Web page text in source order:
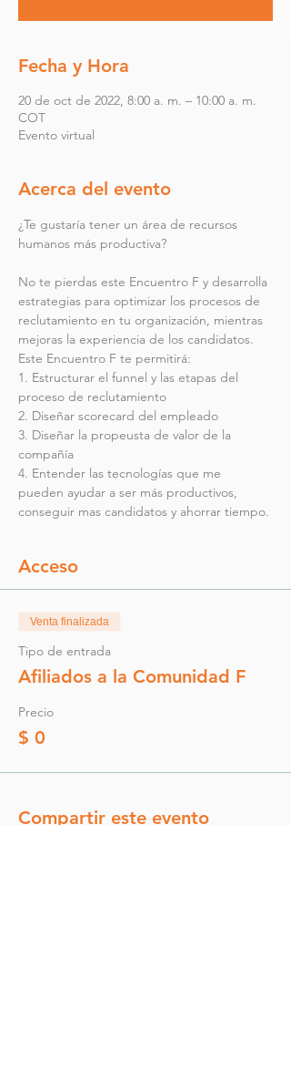
Fecha y Hora
20 de oct de 2022, 8:00 a. m. – 10:00 a. m.
COT
Evento virtual
Acerca del evento
¿Te gustaría tener un área de recursos
humanos más productiva?
No te pierdas este Encuentro F y desarrolla
estrategias para optimizar los procesos de
reclutamiento en tu organización, mientras
mejoras la experiencia de los candidatos.
Este Encuentro F te permitirá:
1. Estructurar el funnel y las etapas del
proceso de reclutamiento
2. Diseñar scorecard del empleado
3. Diseñar la propeusta de valor de la
compañía
4. Entender las tecnologías que me
pueden ayudar a ser más productivos,
conseguir mas candidatos y ahorrar tiempo.
Acceso
Venta finalizada
Tipo de entrada
Afiliados a la Comunidad F
Precio
$ 0
Compartir este evento